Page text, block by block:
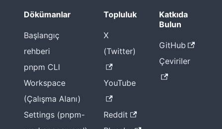
Dökümanlar
Başlangıç
rehberi
pnpm CLI
Workspace
(Çalışma Alanı)
Settings (pnpm-
Topluluk
X
(Twitter)
YouTube
Reddit
Katkıda
Bulun
GitHub
Çeviriler